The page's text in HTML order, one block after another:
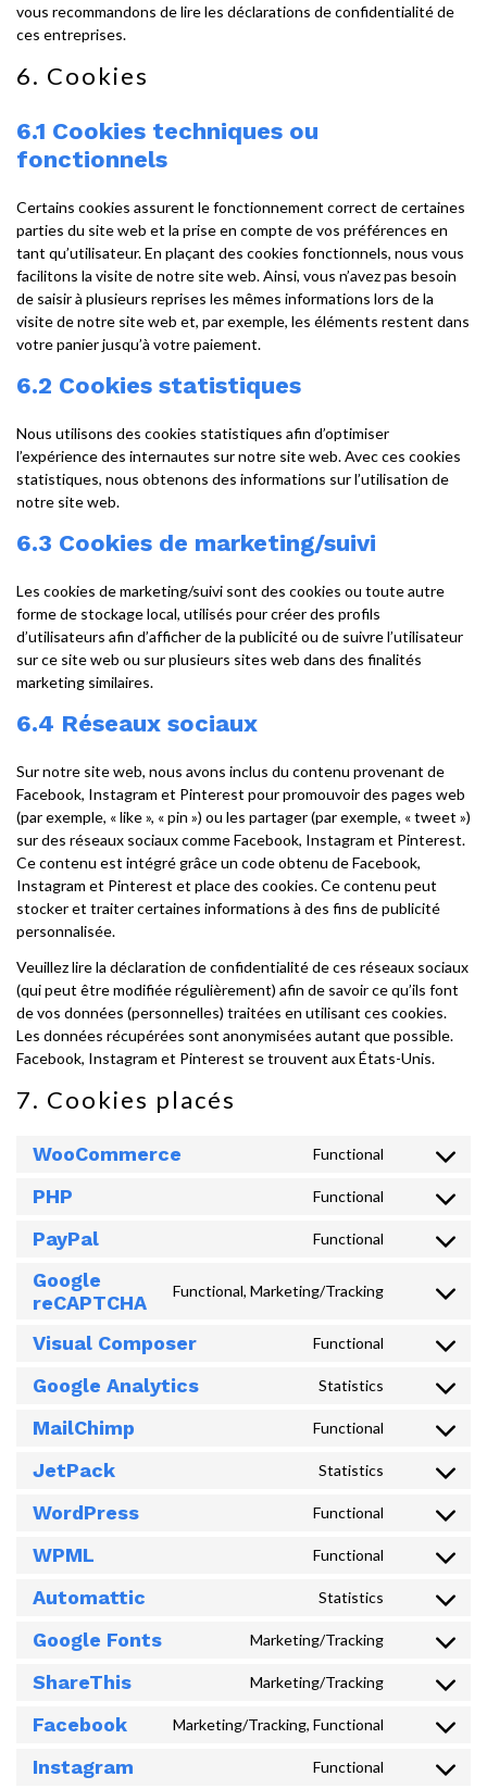
vous recommandons de lire les déclarations de confidentialité de
ces entreprises.
6. Cookies
6.1 Cookies techniques ou
fonctionnels
Certains cookies assurent le fonctionnement correct de certaines
parties du site web et la prise en compte de vos préférences en
tant qu’utilisateur. En plaçant des cookies fonctionnels, nous vous
facilitons la visite de notre site web. Ainsi, vous n’avez pas besoin
de saisir à plusieurs reprises les mêmes informations lors de la
visite de notre site web et, par exemple, les éléments restent dans
votre panier jusqu’à votre paiement.
6.2 Cookies statistiques
Nous utilisons des cookies statistiques afin d’optimiser
l’expérience des internautes sur notre site web. Avec ces cookies
statistiques, nous obtenons des informations sur l’utilisation de
notre site web.
6.3 Cookies de marketing/suivi
Les cookies de marketing/suivi sont des cookies ou toute autre
forme de stockage local, utilisés pour créer des profils
d’utilisateurs afin d’afficher de la publicité ou de suivre l’utilisateur
sur ce site web ou sur plusieurs sites web dans des finalités
marketing similaires.
6.4 Réseaux sociaux
Sur notre site web, nous avons inclus du contenu provenant de
Facebook, Instagram et Pinterest pour promouvoir des pages web
(par exemple, « like », « pin ») ou les partager (par exemple, « tweet »)
sur des réseaux sociaux comme Facebook, Instagram et Pinterest.
Ce contenu est intégré grâce un code obtenu de Facebook,
Instagram et Pinterest et place des cookies. Ce contenu peut
stocker et traiter certaines informations à des fins de publicité
personnalisée.
Veuillez lire la déclaration de confidentialité de ces réseaux sociaux
(qui peut être modifiée régulièrement) afin de savoir ce qu’ils font
de vos données (personnelles) traitées en utilisant ces cookies.
Les données récupérées sont anonymisées autant que possible.
Facebook, Instagram et Pinterest se trouvent aux États-Unis.
7. Cookies placés
WooCommerce Functional
Consent
service
PHP Functional
Consent
service
PayPal Functional
Consent
service
Google
reCAPTCHA
Functional, Marketing/Tracking
Consent
service
recaptcha
Visual Composer Functional
Consent
service
composer
Google Analytics Statistics
Consent
service
analytics
MailChimp Functional
Consent
service
JetPack Statistics
Consent
service
WordPress Functional
Consent
service
WPML Functional
Consent
service
Automattic Statistics
Consent
service
Google Fonts Marketing/Tracking
Consent
service
ShareThis Marketing/Tracking
Consent
service
Facebook Marketing/Tracking, Functional
Consent
service
Instagram Functional
Consent